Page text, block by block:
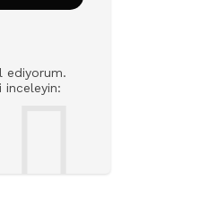
ediyorum.